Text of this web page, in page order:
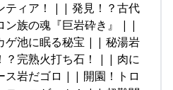
ティア！ | | 発見！？古代
ン族の魂『巨岩砕き』 | |
ゲ池に眠る秘宝 | | 秘湯岩
？完熟火打ち石！ | | 肉に
ス岩だゴロ | | 開園！トロ